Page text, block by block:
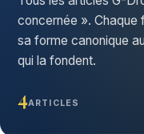
concernée ». Chaque
sa forme canonique
qui la fondent.
4ARTICLES